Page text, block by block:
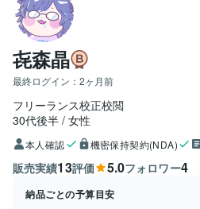
㐂森晶
最終ログイン： 2ヶ月前
フリーランス校正校閲
30代後半 女性
本人確認 機密保持契約(NDA)
販売実績13評価 5.0フォロワー4
納品ごとの予算目安